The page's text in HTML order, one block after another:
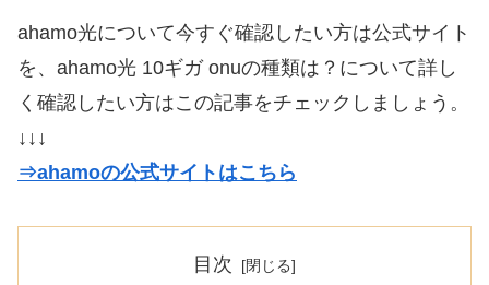
ahamo光について今すぐ確認したい方は公式サイト
を、ahamo光 10ギガ onuの種類は？について詳し
く確認したい方はこの記事をチェックしましょう。
↓↓↓
⇒ahamoの公式サイトはこちら
目次